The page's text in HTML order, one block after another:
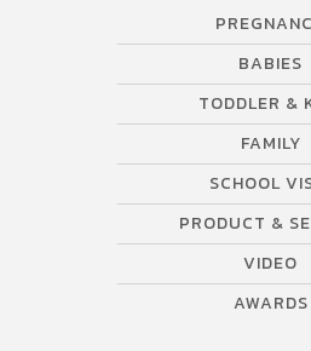
BABIES
TODDLER &
FAMILY
SCHOOL
PRODUCT &
VIDEO
AWARDS